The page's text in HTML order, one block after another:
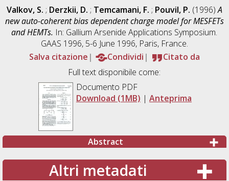
Valkov, S. ; Derzkii, D. ; Temcamani, F. ; Pouvil, P. (1996)A
new auto-coherent bias dependent charge model for MESFETs
and HEMTs. In: Gallium Arsenide Applications Symposium.
GAAS 1996, 5-6 June 1996, Paris, France.
Salva citazione
Condividi
Citato da
Full text disponibile come:
Documento PDF
Download (1MB) | Anteprima
Abstract
Altri metadati